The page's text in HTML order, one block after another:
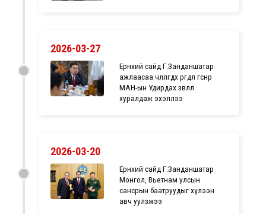
2026-03-27
Ерөнхий сайд Г.Занданшатар
ажлаасаа чөлөөлөгдөх өргөдлөө өгснөөр
МАН-ын Удирдах зөвлөл
хуралдаж эхэллээ
2026-03-20
Ерөнхий сайд Г.Занданшатар
Монгол, Вьетнам улсын
сансрын баатруудыг хүлээн
авч уулзжээ